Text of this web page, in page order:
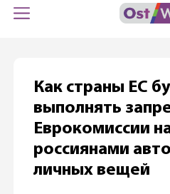
Как страны ЕС
выполнять
Еврокомиссии
россиянами
личных вещей